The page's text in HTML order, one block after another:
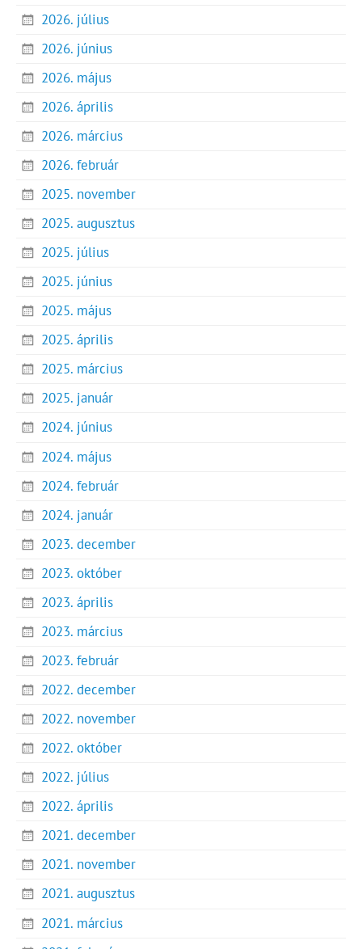
2026. július
2026. június
2026. május
2026. április
2026. március
2026. február
2025. november
2025. augusztus
2025. július
2025. június
2025. május
2025. április
2025. március
2025. január
2024. június
2024. május
2024. február
2024. január
2023. december
2023. október
2023. április
2023. március
2023. február
2022. december
2022. november
2022. október
2022. július
2022. április
2021. december
2021. november
2021. augusztus
2021. március